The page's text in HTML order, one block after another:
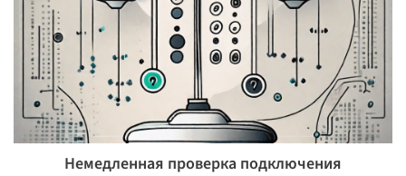
Немедленная проверка подключения